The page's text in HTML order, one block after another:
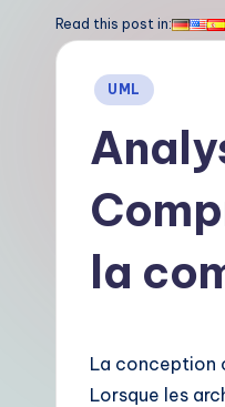
h
Read this post in:
Posted
UML
la
La conception
Lorsque les